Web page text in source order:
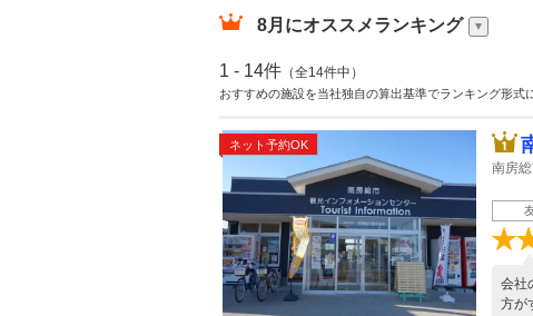
8月 にオススメランキング
1 - 14件 （全14件中）
おすすめの施設を当社独自の算出基準でランキング形式
ネット予約OK
南房
会社
方が